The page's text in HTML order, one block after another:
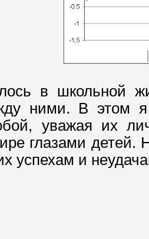
в школьной
ними. В этом
уважая их
глазами детей.
успехам и